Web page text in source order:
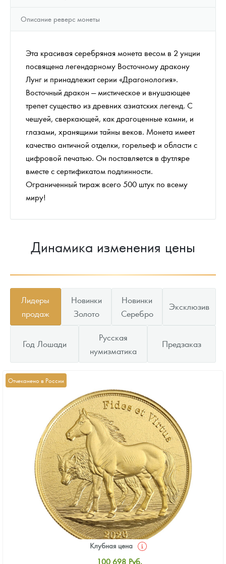
Описание реверс монеты
Эта красивая серебряная монета весом в 2 унции
посвящена легендарному Восточному дракону
Лунг и принадлежит серии «Драгонология».
Восточный дракон — мистическое и внушающее
трепет существо из древних азиатских легенд. С
чешуей, сверкающей, как драгоценные камни, и
глазами, хранящими тайны веков. Монета имеет
качество античной отделки, горельеф и области с
цифровой печатью. Он поставляется в футляре
вместе с сертификатом подлинности.
Ограниченный тираж всего 500 штук по всему
миру!
Динамика изменения цены
Лидеры
продаж
Новинки
Золото
Новинки
Серебро
Эксклюзив
Год Лошади
Русская
нумизматика
Предзаказ
Отчеканено в России
Клубная цена
100 698 Руб.